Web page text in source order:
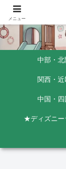
中部・北
関西・近
中国・四
★ディズニー
メニュー